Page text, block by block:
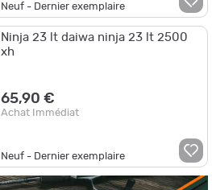
Neuf - Dernier exemplaire
Ninja 23 lt daiwa ninja 23 lt 2500
xh
65,90 €
Achat Immédiat
Neuf - Dernier exemplaire